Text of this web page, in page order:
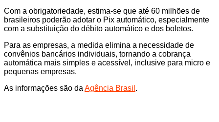
Com a obrigatoriedade, estima-se que até 60 milhões de
brasileiros poderão adotar o Pix automático, especialmente
com a substituição do débito automático e dos boletos.
Para as empresas, a medida elimina a necessidade de
convênios bancários individuais, tornando a cobrança
automática mais simples e acessível, inclusive para micro e
pequenas empresas.
As informações são da Agência Brasil .